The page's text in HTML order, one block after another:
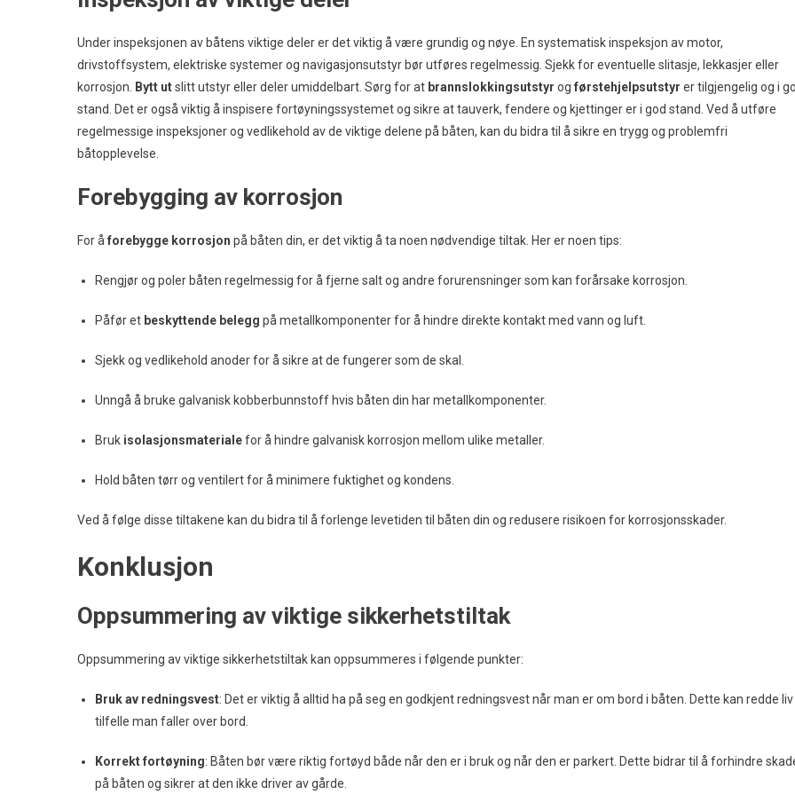
Under inspeksjonen av båtens viktige deler er det viktig å være grundig og nøye. En systematisk inspeksjon av motor,
drivstoffsystem, elektriske systemer og navigasjonsutstyr bør utføres regelmessig. Sjekk for eventuelle slitasje, lekkasjer eller
korrosjon.
Bytt utslitt utstyr eller deler umiddelbart. Sørg for at brannslokkingsutstyr og førstehjelpsutstyr er tilgjengelig og i
stand. Det er også viktig å inspisere fortøyningssystemet og sikre at tauverk, fendere og kjettinger er i god stand. Ved å utføre
regelmessige inspeksjoner og vedlikehold av de viktige delene på båten, kan du bidra til å sikre en trygg og problemfri
båtopplevelse.
Forebygging av korrosjon
For å forebygge korrosjon på båten din, er det viktig å ta noen nødvendige tiltak. Her er noen tips:
Rengjør og poler båten regelmessig for å fjerne salt og andre forurensninger som kan forårsake korrosjon.
Påfør et beskyttende belegg på metallkomponenter for å hindre direkte kontakt med vann og luft.
Sjekk og vedlikehold anoder for å sikre at de fungerer som de skal.
Unngå å bruke galvanisk kobberbunnstoff hvis båten din har metallkomponenter.
Bruk isolasjonsmaterialefor å hindre galvanisk korrosjon mellom ulike metaller.
Hold båten tørr og ventilert for å minimere fuktighet og kondens.
Ved å følge disse tiltakene kan du bidra til å forlenge levetiden til båten din og redusere risikoen for korrosjonsskader.
Konklusjon
Oppsummering av viktige sikkerhetstiltak
Oppsummering av viktige sikkerhetstiltak kan oppsummeres i følgende punkter:
Bruk av redningsvest: Det er viktig å alltid ha på seg en godkjent redningsvest når man er om bord i båten. Dette kan redde liv
tilfelle man faller over bord.
Korrekt fortøyning: Båten bør være riktig fortøyd både når den er i bruk og når den er parkert. Dette bidrar til å forhindre
på båten og sikrer at den ikke driver av gårde.